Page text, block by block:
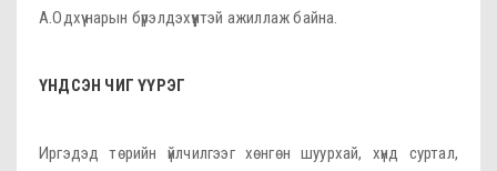
А.Одхүү нарын бүрэлдэхүүнтэй ажиллаж байна.
ҮНДСЭН ЧИГ ҮҮРЭГ
Иргэдэд төрийн үйлчилгээг хөнгөн шуурхай, хүнд суртал,